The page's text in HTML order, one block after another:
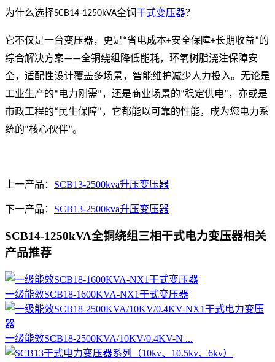
为什么选择SCB14-1250kVA全铜干式变压器？
它不仅是一台变压器，更是“省电成本+安全保障+长期收益”的
综合解决方案——全铜绕组降低能耗，环氧树脂浇注保障安
全，适配性设计覆盖多场景，智能维护减少人力投入。无论是
工业生产的“电力刚需”，还是商业场景的“稳定供电”，亦或是
市政工程的“ 民生保障”，它都能以可靠的性能，成为您电力系
统的“核心伙伴”。
上一产品： SCB13-2500kva升压变压器
下一产品： SCB13-2500kva升压变压器
SCB14-1250kVA全铜绕组三相干式电力变压器相关
产品推荐
一级能效SCB18-1600KVA-NX1干式变压器
一级能效SCB18-2500KVA/10KV/0.4KV-N ...